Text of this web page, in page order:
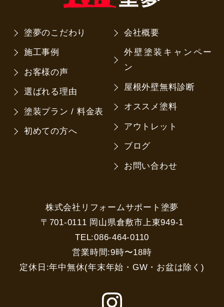
塗夢のこだわり
施工事例
お客様の声
選ばれる理由
塗装プラン / 料金表
初めての方へ
会社概要
外壁塗装キャンペー
ン
屋根外壁無料診断
オススメ塗料
アウトレット
ブログ
お問い合わせ
株式会社リフォームサポート塗夢
〒701-0111 岡山県倉敷市上東949-1
TEL:086-464-0110
営業時間:9時〜18時
定休日:年中無休(年末年始・GW・お盆は除く)